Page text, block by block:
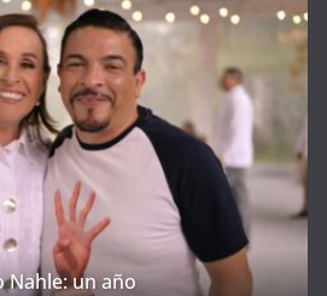
Nahle: un año